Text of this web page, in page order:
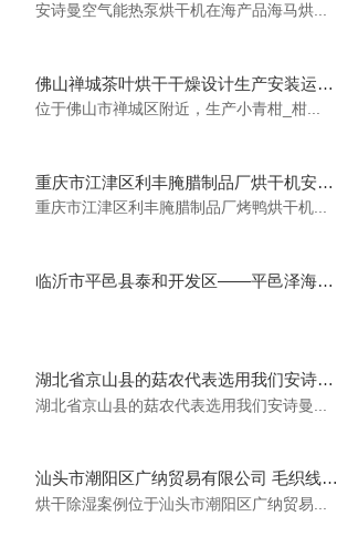
安诗曼空气能热泵烘干机在海产品海马烘...
佛山禅城茶叶烘干干燥设计生产安装运维一站式服务
位于佛山市禅城区附近，生产小青柑_柑...
重庆市江津区利丰腌腊制品厂烘干机安装使用现场
重庆市江津区利丰腌腊制品厂烤鸭烘干机...
临沂市平邑县泰和开发区——平邑泽海菌业烘干工程
湖北省京山县的菇农代表选用我们安诗曼食用菌烘干机模块即香菇烘干机
湖北省京山县的菇农代表选用我们安诗曼...
汕头市潮阳区广纳贸易有限公司 毛织线烘干除湿生产配套
烘干除湿案例位于汕头市潮阳区广纳贸易...